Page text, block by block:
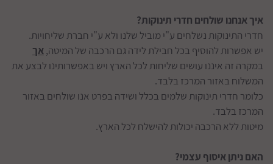
איך אנחנו שולחים חדרי תינוקות?
חדרי התינוקות נשלחים ע"י מוביל שלנו ולא ע"י חברת שליחויות.
יש אפשרות להוסיף בכל חבילת לידה גם הרכבה של המיטה,אך
במקרה זה איננו עושים שליחות לכל הארץ ויש באפשרותינו לבצע את
המשלוח באזור המרכז בלבד.
כלומר חדרי תינוקות שלמים בכלל ושידה בפרט אנו שולחים באזור
המרכז בלבד.
מיטות ללא הרכבה יכולות להישלח לכל הארץ.
האם ניתן איסוף עצמי?